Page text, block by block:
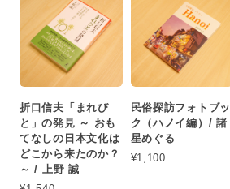
折口信夫「まれび
と」の発見 ～ おも
てなしの日本文化は
どこから来たのか？
～ / 上野 誠
民俗探訪フォトブッ
ク（ハノイ編）/ 諸
星めぐる
¥1,100